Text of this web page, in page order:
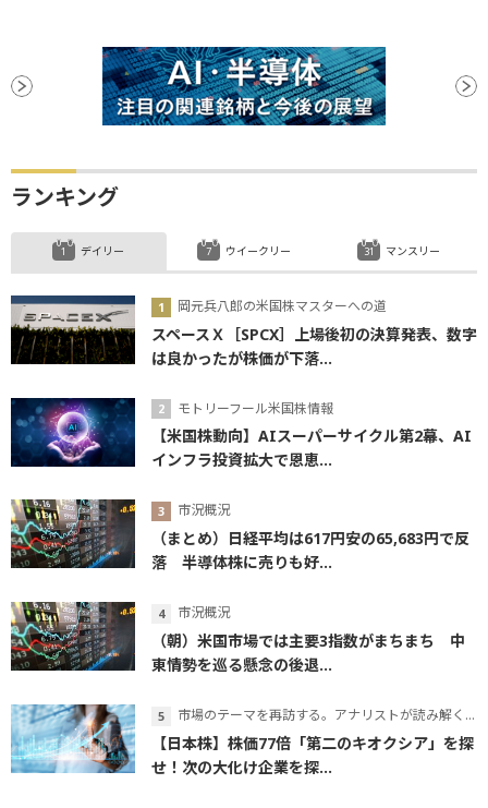
ランキング
デイリー
岡元兵八郎の米国株マスターへの道
スペースＸ［SPCX］上場後初の決算発表、数字
は良かったが株価が下落...
モトリーフール米国株情報
【米国株動向】AIスーパーサイクル第2幕、AI
インフラ投資拡大で恩恵...
市況概況
（まとめ）日経平均は617円安の65,683円で反
落 半導体株に売りも好...
市況概況
（朝）米国市場では主要3指数がまちまち 中
東情勢を巡る懸念の後退...
市場のテーマを再訪する。アナリストが読み解くテーマの本質
【日本株】株価77倍「第二のキオクシア」を探
せ！次の大化け企業を探...
ウイークリー マンスリー